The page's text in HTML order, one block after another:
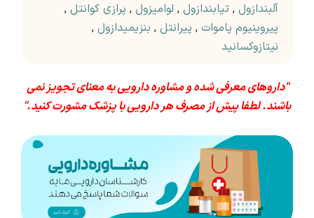
آلبندازول , تیابندازول , لوامیزول , پرازی کوانتل ,
پیروینیوم پاموات , پیرانتل , بنزیمیدازول ,
نیتازوکسانید
"داروهای معرفی شده و مشاوره دارویی به معنای تجویز نمی
باشند. لطفا پیش از مصرف هر دارویی با پزشک مشورت کنید."